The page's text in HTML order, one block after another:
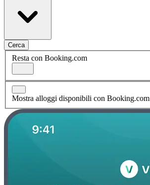
Cerca
Resta con Booking.com
Mostra alloggi disponibili con Booking.com